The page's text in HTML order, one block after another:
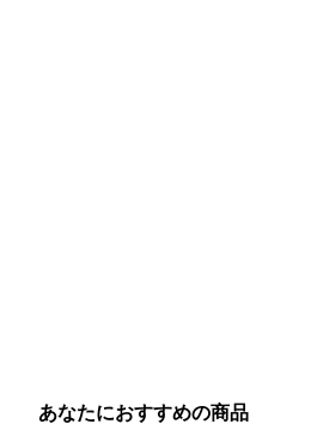
あなたにおすすめの商品